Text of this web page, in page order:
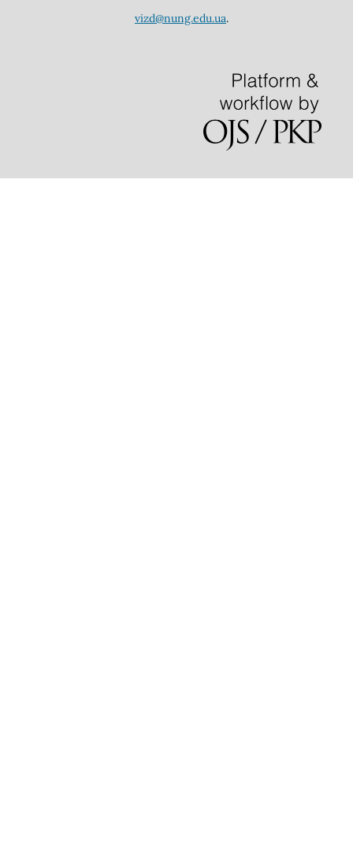
vizd@nung.edu.ua.